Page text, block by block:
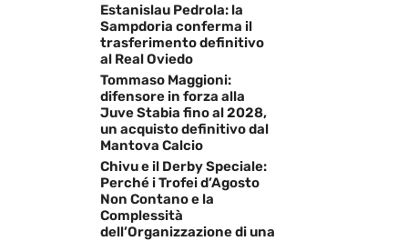
Estanislau Pedrola: la
Sampdoria conferma il
trasferimento definitivo
al Real Oviedo
Tommaso Maggioni:
difensore in forza alla
Juve Stabia fino al 2028,
un acquisto definitivo dal
Mantova Calcio
Chivu e il Derby Speciale:
Perché i Trofei d’Agosto
Non Contano e la
Complessità
dell’Organizzazione di una